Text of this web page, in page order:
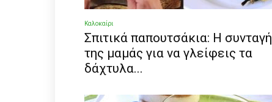
Καλοκαίρι
Σπιτικά παπουτσάκια: Η συνταγή
της μαμάς για να γλείφεις τα
δάχτυλα...